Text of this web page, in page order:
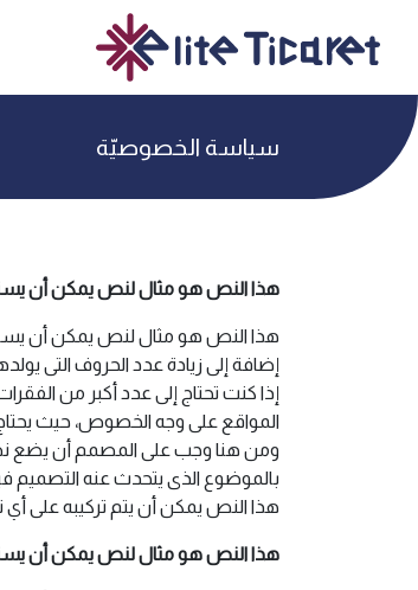
سياسة الخصوصيّة
هذا النص هو مثال لنص يمكن أن
هذا النص هو مثال لنص يمكن أن
إضافة إلى زيادة عدد الحروف التى
إذا كنت تحتاج إلى عدد أكبر من
المواقع على وجه الخصوص، حيث
ومن هنا وجب على المصمم أن يضع
بالموضوع الذى يتحدث عنه التصميم
هذا النص يمكن أن يتم تركيبه على
هذا النص هو مثال لنص يمكن أن